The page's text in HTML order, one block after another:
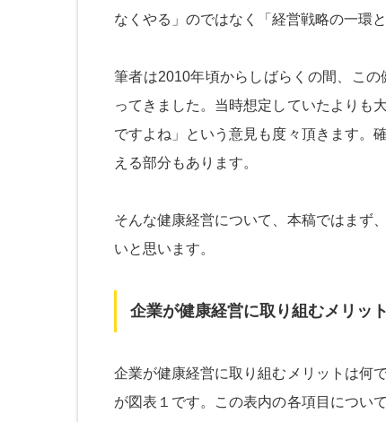
なくやる」のではなく「経営戦略の一環
筆者は2010年頃からしばらくの間、こ
ってきました。当時想定していたよりも
ですよね」という意見も度々頂きます。
える部分もあります。
そんな健康経営について、本稿ではまず
いと思います。
企業が健康経営に取り組むメリッ
企業が健康経営に取り組むメリットは何
が図表１です。この表内の各項目につい